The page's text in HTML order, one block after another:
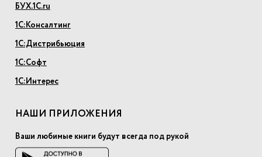
БУХ.1С.ru
1С:Консалтинг
1С:Дистрибьюция
1С:Софт
1С:Интерес
НАШИ ПРИЛОЖЕНИЯ
Ваши любимые книги будут всегда под рукой